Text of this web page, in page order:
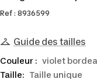
Ref : 8936599
Guide des tailles
Taille: Taille unique
Couleur : violet